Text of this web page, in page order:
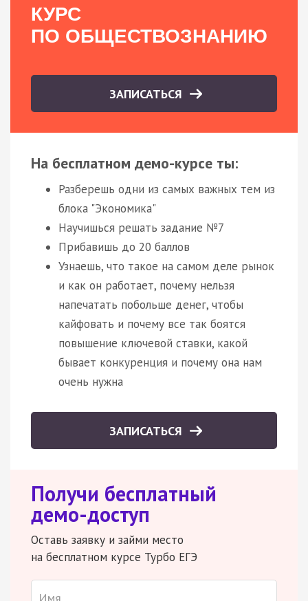
КУРС
ПО ОБЩЕСТВОЗНАНИЮ
ЗАПИСАТЬСЯ
На бесплатном демо-курсе ты:
Разберешь одни из самых важных тем из
блока "Экономика"
Научишься решать задание №7
Прибавишь до 20 баллов
Узнаешь, что такое на самом деле рынок
и как он работает, почему нельзя
напечатать побольше денег, чтобы
кайфовать и почему все так боятся
повышение ключевой ставки, какой
бывает конкуренция и почему она нам
очень нужна
ЗАПИСАТЬСЯ
Получи бесплатный
демо-доступ
Оставь заявку и займи место
на бесплатном курсе Турбо ЕГЭ